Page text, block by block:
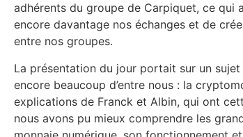
adhérents du groupe de Carpiquet, ce qui
encore davantage nos échanges et de
entre nos groupes.
La présentation du jour portait sur un
encore beaucoup d’entre nous : la
explications de Franck et Albin, qui ont
nous avons pu mieux comprendre les